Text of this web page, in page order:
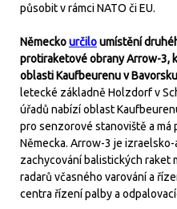
působit v rámci NATO či EU.
Německourčiloumístění
protiraketové obrany Arrow-3,
oblasti Kaufbeurenu v Bavorsku
letecké základně Holzdorf v
úřadů nabízí oblast
pro senzorové stanoviště a
Německa. Arrow-3 je
zachycování balistických raket
radarů včasného varování a
centra řízení palby a